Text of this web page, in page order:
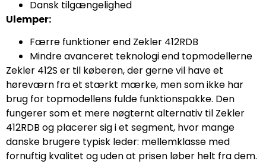
Dansk tilgængelighed
Ulemper:
Færre funktioner end Zekler 412RDB
Mindre avanceret teknologi end topmodellerne
Zekler 412S er til køberen, der gerne vil have et
høreværn fra et stærkt mærke, men som ikke har
brug for topmodellens fulde funktionspakke. Den
fungerer som et mere nøgternt alternativ til Zekler
412RDB og placerer sig i et segment, hvor mange
danske brugere typisk leder: mellemklasse med
fornuftig kvalitet og uden at prisen løber helt fra dem.